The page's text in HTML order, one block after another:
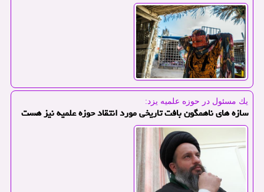
یك مسئول در حوزه علمیه یزد:
سازه های ناهمگون بافت تاریخی مورد انتقاد حوزه علمیه نیز هست